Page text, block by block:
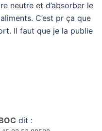
neutre et d’absorber le
C’est pr ça que
Il faut que je la publie
dit :